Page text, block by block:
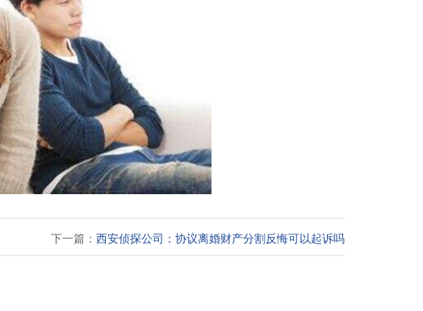
下一篇： 西安侦探公司：协议离婚财产分割反悔可以起诉吗